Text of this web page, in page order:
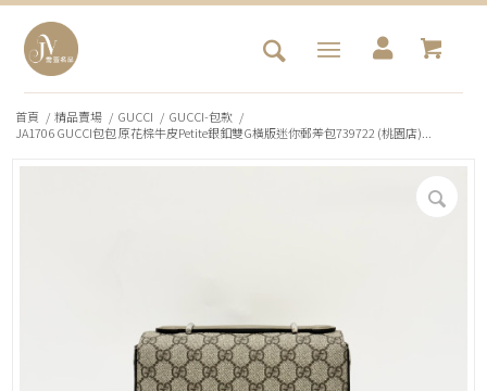
首頁 / 精品賣場 / GUCCI / GUCCI-包款 /
JA1706 GUCCI包包 原花棕牛皮Petite銀釦雙G橫版迷你郵差包739722 (桃園店)...